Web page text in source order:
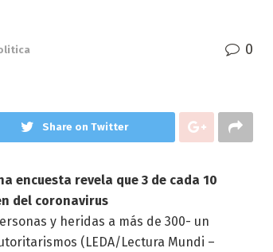
0
Share on Twitter
encuesta revela que 3 de cada 10
del coronavirus
y heridas a más de 300- un
(LEDA/Lectura Mundi –